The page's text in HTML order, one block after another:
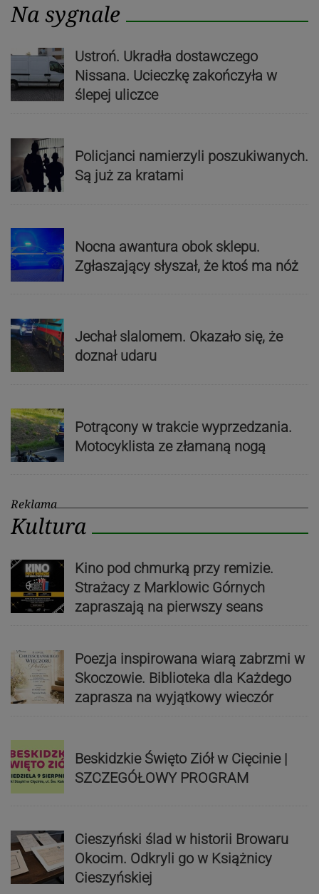
Na sygnale
Ustroń. Ukradła dostawczego
Nissana. Ucieczkę zakończyła w
ślepej uliczce
Policjanci namierzyli poszukiwanych.
Są już za kratami
Nocna awantura obok sklepu.
Zgłaszający słyszał, że ktoś ma nóż
Jechał slalomem. Okazało się, że
doznał udaru
Potrącony w trakcie wyprzedzania.
Motocyklista ze złamaną nogą
Reklama
Kultura
Kino pod chmurką przy remizie.
Strażacy z Marklowic Górnych
zapraszają na pierwszy seans
Poezja inspirowana wiarą zabrzmi w
Skoczowie. Biblioteka dla Każdego
zaprasza na wyjątkowy wieczór
Beskidzkie Święto Ziół w Cięcinie |
SZCZEGÓŁOWY PROGRAM
Cieszyński ślad w historii Browaru
Okocim. Odkryli go w Książnicy
Cieszyńskiej